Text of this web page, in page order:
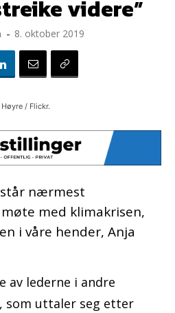
videre”
- 8. oktober 2019
/ Flickr.
nærmest
med klimakrisen,
i våre hender, Anja
av lederne i andre
som uttaler seg etter